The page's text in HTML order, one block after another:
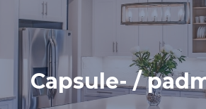
Capsule- /